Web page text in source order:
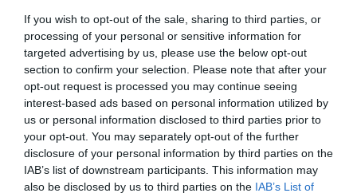
If you wish to opt-out of the sale, sharing to third parties, or
processing of your personal or sensitive information for
targeted advertising by us, please use the below opt-out
section to confirm your selection. Please note that after your
opt-out request is processed you may continue seeing
interest-based ads based on personal information utilized by
us or personal information disclosed to third parties prior to
your opt-out. You may separately opt-out of the further
disclosure of your personal information by third parties on the
IAB’s list of downstream participants. This information may
also be disclosed by us to third parties on the IAB’s List of
Tehát egy tartalmas, meleg zöldségleves vagy krémleves
tökéletes fogás télen, és a komfortérzetünket is növeli.
Megosztás: Facebook Twitter Pinterest
Címkék: egészség vitamin fontos
téli
élelmiszerek